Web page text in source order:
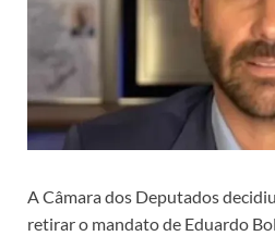
A Câmara dos Deputados
retirar o mandato de Eduardo